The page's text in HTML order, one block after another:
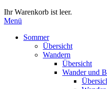
Ihr Warenkorb ist leer.
Menü
Sommer
Übersicht
Wandern
Übersicht
Wander und